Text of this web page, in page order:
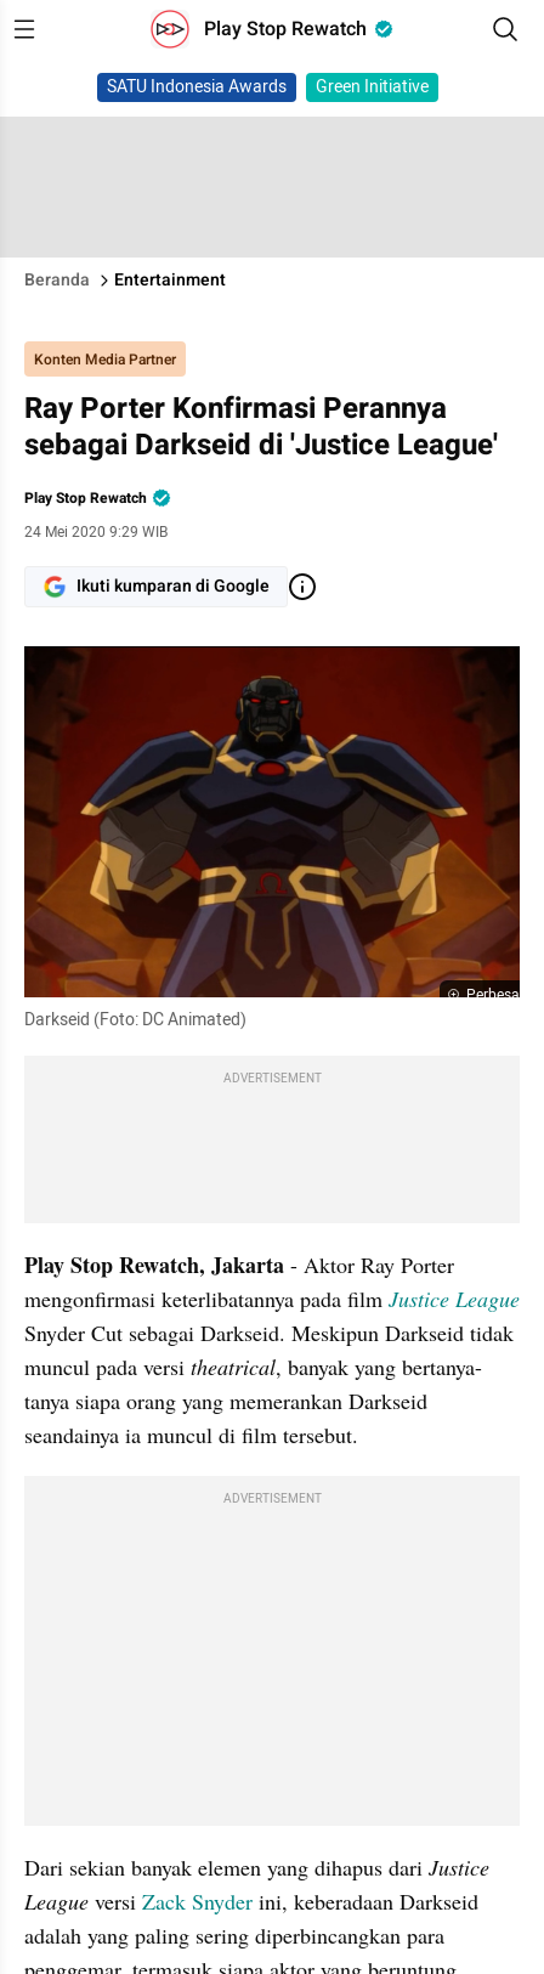
Play Stop Rewatch
SATU Indonesia Awards Green Initiative
Beranda Entertainment
Konten Media Partner
Ray Porter Konfirmasi Perannya
sebagai Darkseid di 'Justice League'
Play Stop Rewatch
24 Mei 2020 9:29 WIB
Ikuti kumparan di Google
Perbesar
Darkseid (Foto: DC Animated)
ADVERTISEMENT
Play Stop Rewatch, Jakarta - Aktor Ray Porter
mengonfirmasi keterlibatannya pada film Justice League
Snyder Cut sebagai Darkseid. Meskipun Darkseid tidak
muncul pada versi theatrical, banyak yang bertanya-
tanya siapa orang yang memerankan Darkseid
seandainya ia muncul di film tersebut.
ADVERTISEMENT
Dari sekian banyak elemen yang dihapus dari Justice
League versi Zack Snyder ini, keberadaan Darkseid
adalah yang paling sering diperbincangkan para